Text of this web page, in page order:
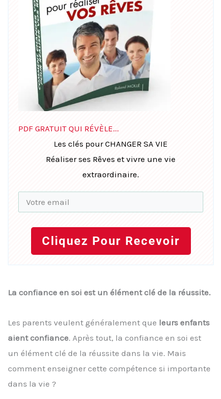
PDF GRATUIT QUI RÉVÈLE...
Les clés pour CHANGER SA VIE
Réaliser ses Rêves et vivre une vie
extraordinaire.
Cliquez Pour Recevoir
La confiance en soi est un élément clé de la réussite.
Les parents veulent généralement que leurs enfants
aient confiance. Après tout, la confiance en soi est
un élément clé de la réussite dans la vie. Mais
comment enseigner cette compétence si importante
dans la vie ?